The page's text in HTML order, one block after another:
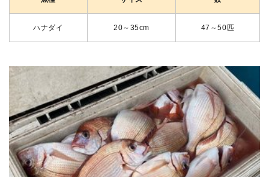
ハナダイ 20～35cm 47～50匹